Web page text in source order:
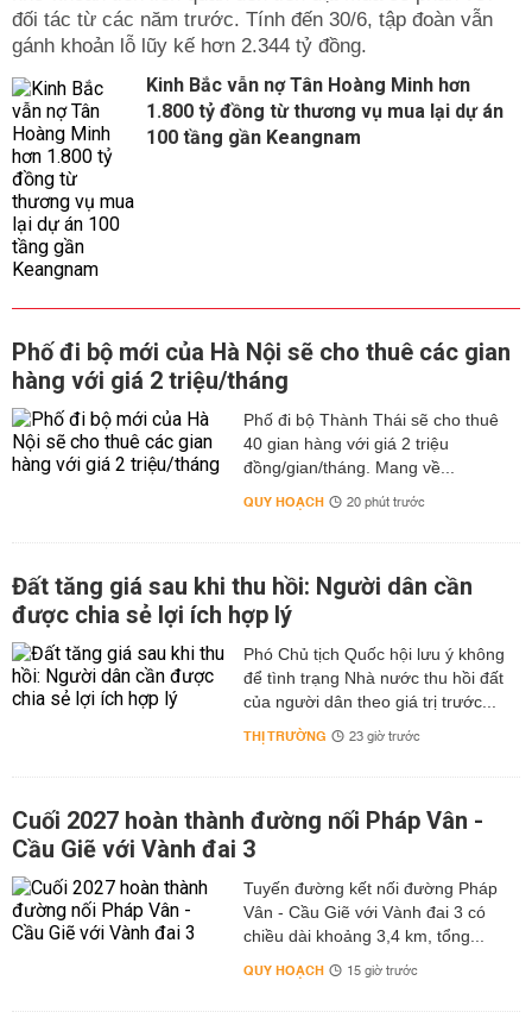
đối tác từ các năm trước. Tính đến 30/6, tập đoàn vẫn
gánh khoản lỗ lũy kế hơn 2.344 tỷ đồng.
Kinh Bắc vẫn nợ Tân Hoàng Minh hơn
1.800 tỷ đồng từ thương vụ mua lại dự án
100 tầng gần Keangnam
Phố đi bộ mới của Hà Nội sẽ cho thuê các gian
hàng với giá 2 triệu/tháng
Phố đi bộ Thành Thái sẽ cho thuê
40 gian hàng với giá 2 triệu
đồng/gian/tháng. Mang về...
QUY HOẠCH 20 phút trước
Đất tăng giá sau khi thu hồi: Người dân cần
được chia sẻ lợi ích hợp lý
Phó Chủ tịch Quốc hội lưu ý không
để tình trạng Nhà nước thu hồi đất
của người dân theo giá trị trước...
THỊ TRƯỜNG 23 giờ trước
Cuối 2027 hoàn thành đường nối Pháp Vân -
Cầu Giẽ với Vành đai 3
Tuyến đường kết nối đường Pháp
Vân - Cầu Giẽ với Vành đai 3 có
chiều dài khoảng 3,4 km, tổng...
QUY HOẠCH 15 giờ trước